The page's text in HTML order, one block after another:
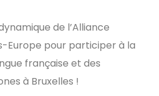
de l’Alliance
Europe pour participer à la
française et des
à Bruxelles !